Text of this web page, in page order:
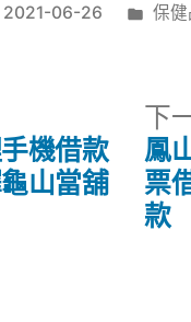
2021-06-26
分
保
機借款
山當舖
下
鳳
票
款